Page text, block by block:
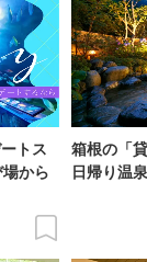
トス
から
箱根の「
日帰り温